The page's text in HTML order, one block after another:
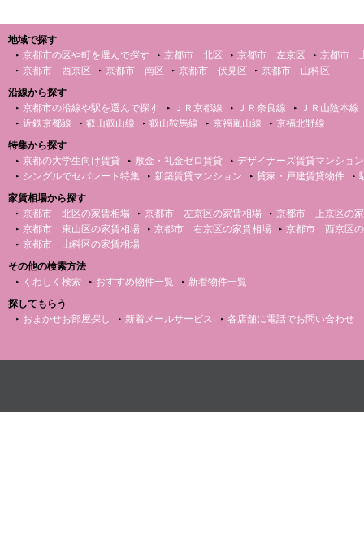
地域で探す
京都市の区や町を選んで探す
京都市 北区 京都市 左京区
京都市
京都市 西京区
京都市 南区 京都市 伏見区
京都市 山科区
沿線から探す
京都市の沿線や駅を選んで探す
ＪＲ京都線 ＪＲ奈良線
ＪＲ山陰本線
近鉄京都線
叡山叡山線 叡山鞍馬線 京福嵐山線
京福北野線
特集から探す
京都の大学生向け賃貸
敷金・礼金ゼロ賃貸
デザイナーズ賃貸マンション
シングルでセパレート特集
新築賃貸マンション 貸家・戸建賃貸物件
家賃相場から探す
京都市 北区の家賃相場
京都市 左京区の家賃相場
京都市 上京区の
京都市 東山区の家賃相場
京都市 右京区の家賃相場
京都市 西京区
京都市 山科区の家賃相場
その他の検索方法
くわしく検索
おすすめ物件一覧
新着物件一覧
探してもらう
おまかせお部屋探し
新着メールサービス 各店舗に電話でお問い合わせ